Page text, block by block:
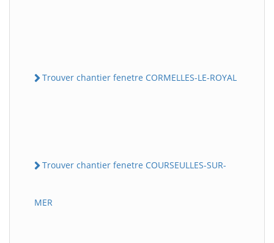
Trouver chantier fenetre CORMELLES-LE-ROYAL
Trouver chantier fenetre COURSEULLES-SUR-
MER